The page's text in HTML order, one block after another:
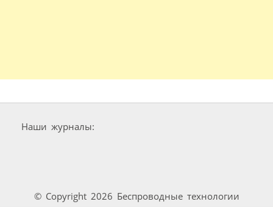
Наши журналы:
© Copyright 2026 Беспроводные технологии